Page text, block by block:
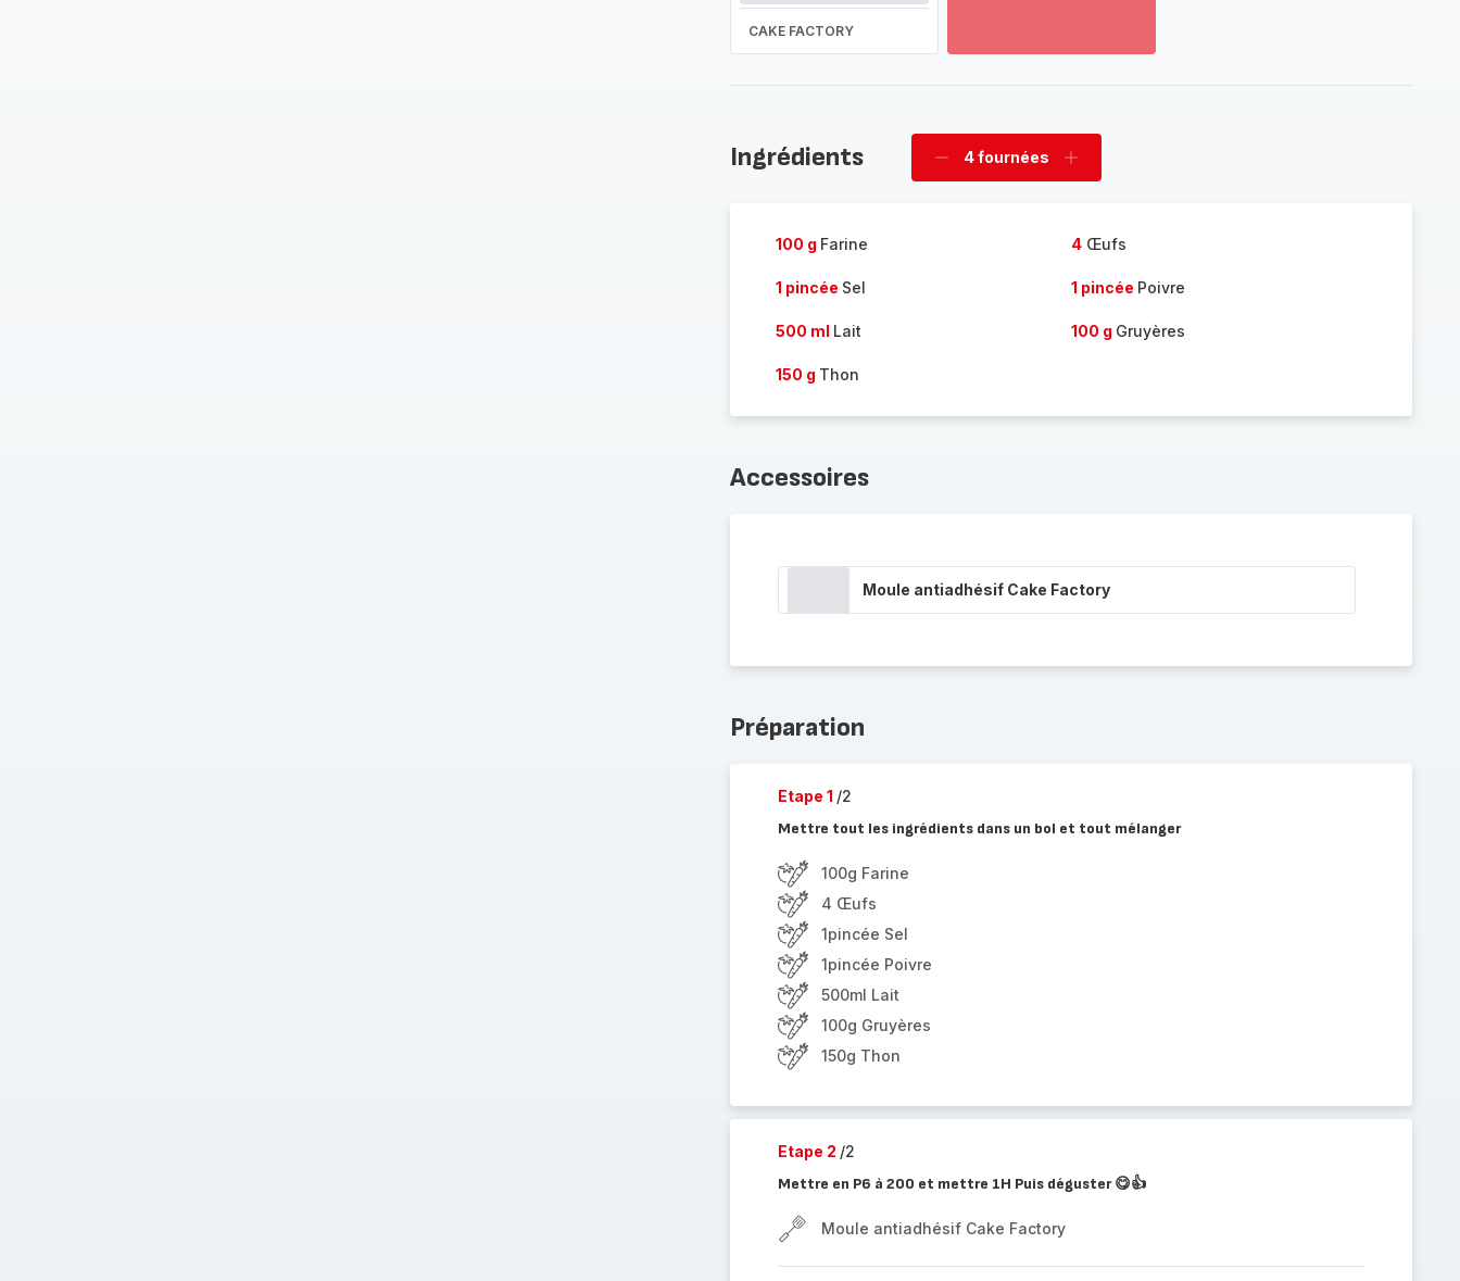
CAKE FACTORY
la
Ingrédients
Supprimer
4 fournées
Ajouter
100 g Farine 4Œufs
1 pincée Sel 1 pincée Poivre
500 ml Lait 100 g Gruyères
150 g Thon
Accessoires
Moule antiadhésif Cake Factory
Préparation
Etape 1 /2
Mettre tout les ingrédients dans un bol et tout mélanger
100g Farine
4 Œufs
1pincée Sel
1pincée Poivre
500ml Lait
100g Gruyères
150g Thon
Etape 2 /2
Mettre en P6 à 200 et mettre 1H Puis déguster 😋👍
Moule antiadhésif Cake Factory